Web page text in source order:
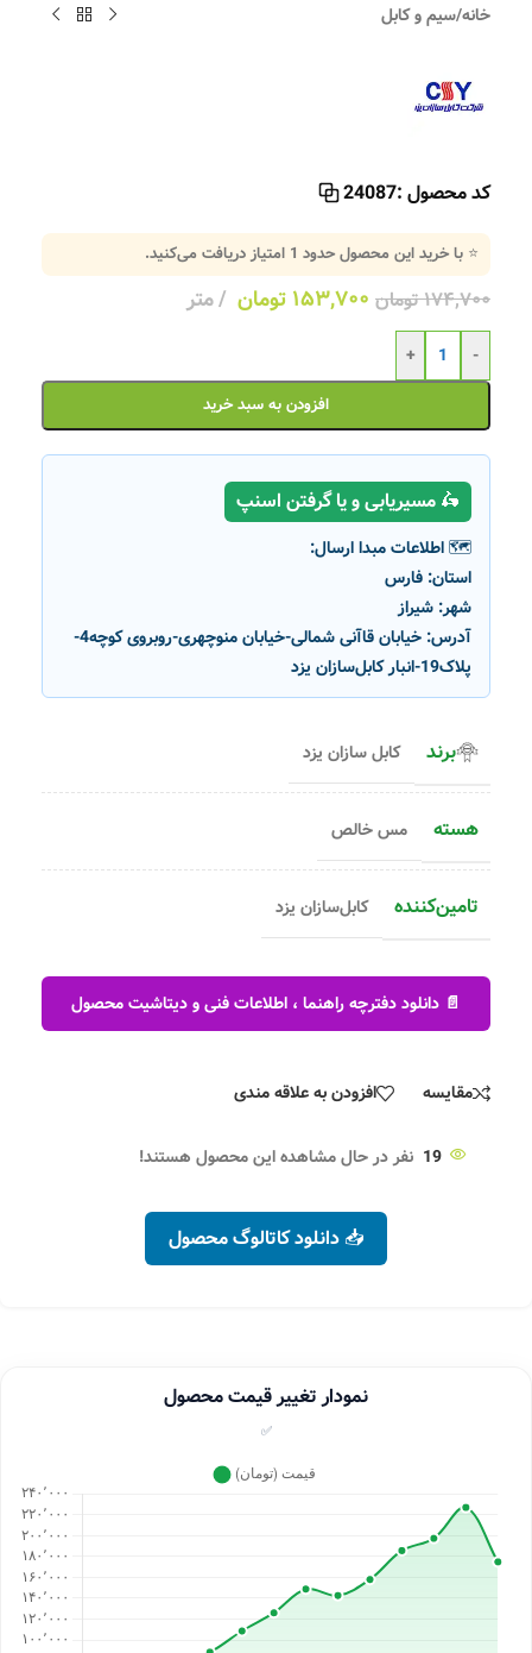
خانه/سیم و کابل
کد محصول :24087
⭐ با خرید این محصول حدود 1 امتیاز دریافت می‌کنید.
۱۷۴,۷۰۰تومان ۱۵۳,۷۰۰ تومان متر
-
+
افزودن به سبد خرید
🛵 مسیریابی و یا گرفتن اسنپ
🗺️ اطلاعات مبدا ارسال:
استان: فارس
شهر: شیراز
آدرس:
خیابان قاآنی شمالی-خیابان منوچهری-روبروی کوچه4-
پلاک19-انبار کابل‌سازان یزد
برند کابل سازان یزد
هسته مس خالص
تامین‌کننده کابل‌سازان یزد
📄 دانلود دفترچه راهنما ، اطلاعات فنی و دیتاشیت محصول
مقایسه افزودن به علاقه مندی
19 نفر در حال مشاهده این محصول هستند!
📥 دانلود کاتالوگ محصول
نمودار تغییر قیمت محصول
✅